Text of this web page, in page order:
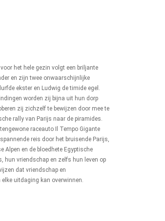
het hele gezin volgt een briljante
en zijn twee onwaarschijnlijke
ekster en Ludwig de timide egel.
worden zij bijna uit hun dorp
zij zichzelf te bewijzen door mee te
rally van Parijs naar de piramides.
raceauto Il Tempo Gigante
reis door het bruisende Parijs,
Alpen en de bloedhete Egyptische
hun vriendschap en zelfs hun leven op
dat vriendschap en
uitdaging kan overwinnen.